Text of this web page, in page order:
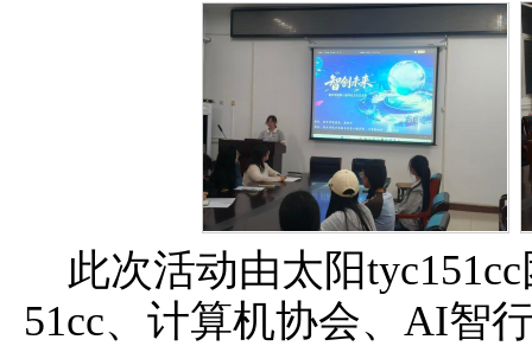
此次活动由太阳
51cc、计算机协会、AI智